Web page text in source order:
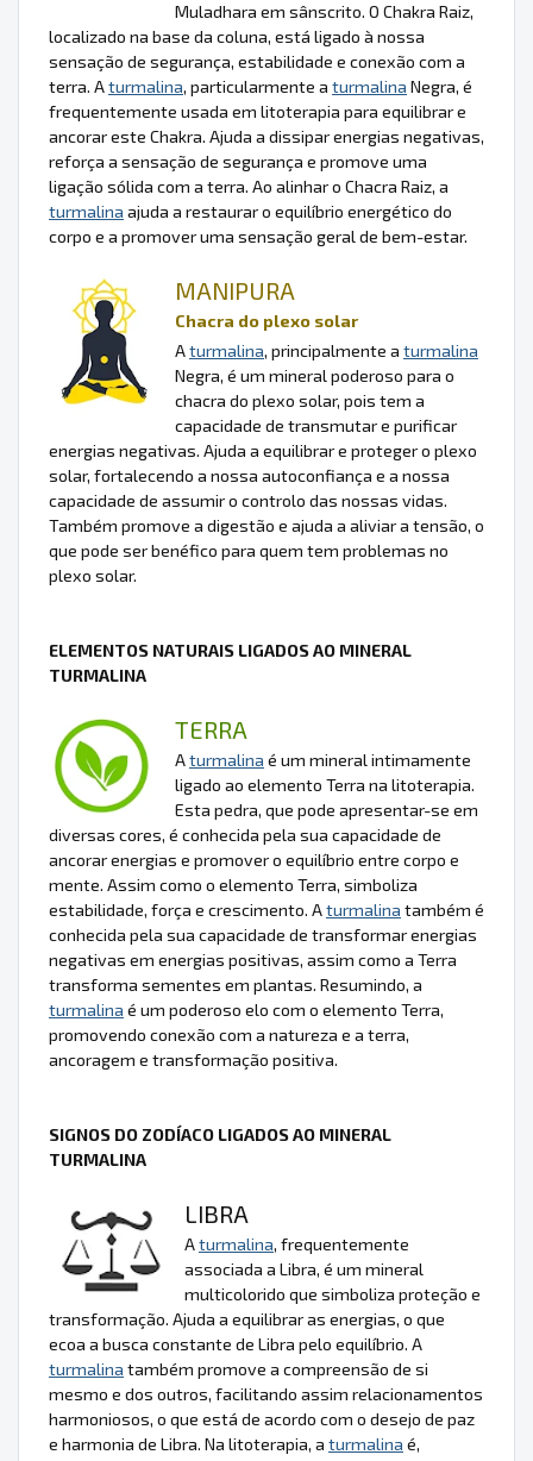
Muladhara em sânscrito. O Chakra Raiz,
localizado na base da coluna, está ligado à nossa
sensação de segurança, estabilidade e conexão com a
terra. Aturmalina, particularmente a turmalina Negra, é
frequentemente usada em litoterapia para equilibrar e
ancorar este Chakra. Ajuda a dissipar energias negativas,
reforça a sensação de segurança e promove uma
ligação sólida com a terra. Ao alinhar o Chacra Raiz, a
turmalina ajuda a restaurar o equilíbrio energético do
corpo e a promover uma sensação geral de bem-estar.
MANIPURA
Chacra do plexo solar
Aturmalina, principalmente a turmalina
Negra, é um mineral poderoso para o
chacra do plexo solar, pois tem a
capacidade de transmutar e purificar
energias negativas. Ajuda a equilibrar e proteger o plexo
solar, fortalecendo a nossa autoconfiança e a nossa
capacidade de assumir o controlo das nossas vidas.
Também promove a digestão e ajuda a aliviar a tensão, o
que pode ser benéfico para quem tem problemas no
plexo solar.
ELEMENTOS NATURAIS LIGADOS AO MINERAL
TURMALINA
TERRA
Aturmalina é um mineral intimamente
ligado ao elemento Terra na litoterapia.
Esta pedra, que pode apresentar-se em
diversas cores, é conhecida pela sua capacidade de
ancorar energias e promover o equilíbrio entre corpo e
mente. Assim como o elemento Terra, simboliza
estabilidade, força e crescimento. Aturmalina também é
conhecida pela sua capacidade de transformar energias
negativas em energias positivas, assim como a Terra
transforma sementes em plantas. Resumindo, a
turmalina é um poderoso elo com o elemento Terra,
promovendo conexão com a natureza e a terra,
ancoragem e transformação positiva.
SIGNOS DO ZODÍACO LIGADOS AO MINERAL
TURMALINA
LIBRA
Aturmalina, frequentemente
associada a Libra, é um mineral
multicolorido que simboliza proteção e
transformação. Ajuda a equilibrar as energias, o que
ecoa a busca constante de Libra pelo equilíbrio. A
turmalina também promove a compreensão de si
mesmo e dos outros, facilitando assim relacionamentos
harmoniosos, o que está de acordo com o desejo de paz
e harmonia de Libra. Na litoterapia, a turmalina é,